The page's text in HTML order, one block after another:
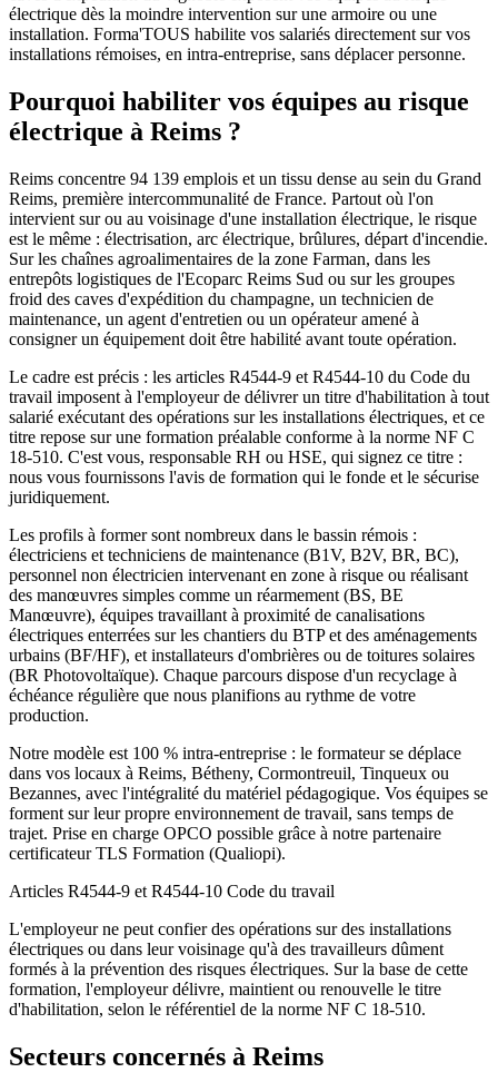
électrique dès la moindre intervention sur une armoire ou une
installation. Forma'TOUS habilite vos salariés directement sur vos
installations rémoises, en intra-entreprise, sans déplacer personne.
Pourquoi habiliter vos équipes au risque
électrique à Reims ?
Reims concentre 94 139 emplois et un tissu dense au sein du Grand
Reims, première intercommunalité de France. Partout où l'on
intervient sur ou au voisinage d'une installation électrique, le risque
est le même : électrisation, arc électrique, brûlures, départ d'incendie.
Sur les chaînes agroalimentaires de la zone Farman, dans les
entrepôts logistiques de l'Ecoparc Reims Sud ou sur les groupes
froid des caves d'expédition du champagne, un technicien de
maintenance, un agent d'entretien ou un opérateur amené à
consigner un équipement doit être habilité avant toute opération.
Le cadre est précis : les articles R4544-9 et R4544-10 du Code du
travail imposent à l'employeur de délivrer un titre d'habilitation à tout
salarié exécutant des opérations sur les installations électriques, et ce
titre repose sur une formation préalable conforme à la norme NF C
18-510. C'est vous, responsable RH ou HSE, qui signez ce titre :
nous vous fournissons l'avis de formation qui le fonde et le sécurise
juridiquement.
Les profils à former sont nombreux dans le bassin rémois :
électriciens et techniciens de maintenance (B1V, B2V, BR, BC),
personnel non électricien intervenant en zone à risque ou réalisant
des manœuvres simples comme un réarmement (BS, BE
Manœuvre), équipes travaillant à proximité de canalisations
électriques enterrées sur les chantiers du BTP et des aménagements
urbains (BF/HF), et installateurs d'ombrières ou de toitures solaires
(BR Photovoltaïque). Chaque parcours dispose d'un recyclage à
échéance régulière que nous planifions au rythme de votre
production.
Notre modèle est 100 % intra-entreprise : le formateur se déplace
dans vos locaux à Reims, Bétheny, Cormontreuil, Tinqueux ou
Bezannes, avec l'intégralité du matériel pédagogique. Vos équipes se
forment sur leur propre environnement de travail, sans temps de
trajet. Prise en charge OPCO possible grâce à notre partenaire
certificateur TLS Formation (Qualiopi).
Articles R4544-9 et R4544-10 Code du travail
L'employeur ne peut confier des opérations sur des installations
électriques ou dans leur voisinage qu'à des travailleurs dûment
formés à la prévention des risques électriques. Sur la base de cette
formation, l'employeur délivre, maintient ou renouvelle le titre
d'habilitation, selon le référentiel de la norme NF C 18-510.
Secteurs concernés à Reims